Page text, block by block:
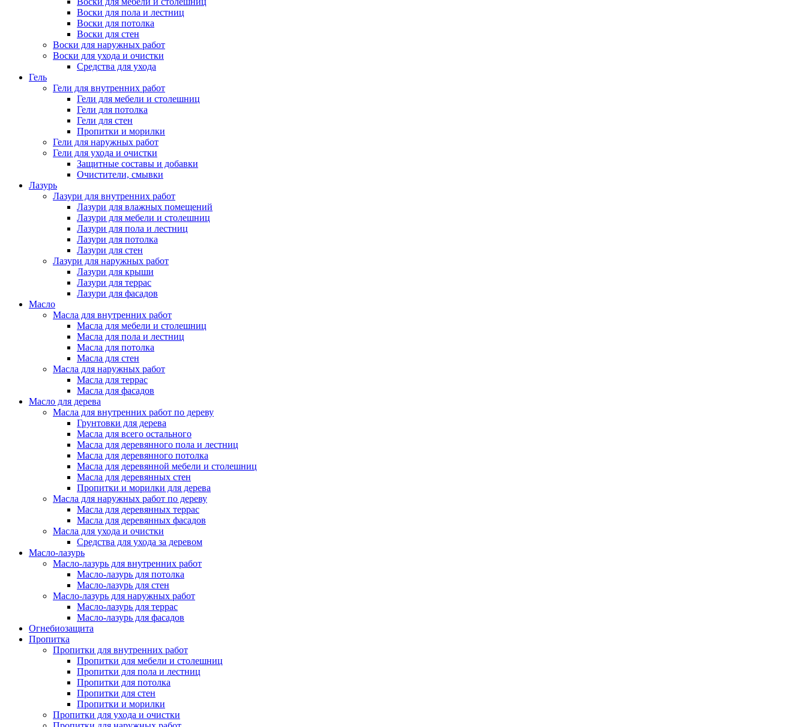
Воски для пола и лестниц
Воски для потолка
Воски для стен
Воски для наружных работ
Воски для ухода и очистки
Средства для ухода
Гель
Гели для внутренних работ
Гели для мебели и столешниц
Гели для потолка
Гели для стен
Пропитки и морилки
Гели для наружных работ
Гели для ухода и очистки
Защитные составы и добавки
Очистители, смывки
Лазурь
Лазури для внутренних работ
Лазури для влажных помещений
Лазури для мебели и столешниц
Лазури для пола и лестниц
Лазури для потолка
Лазури для стен
Лазури для наружных работ
Лазури для крыши
Лазури для террас
Лазури для фасадов
Масло
Масла для внутренних работ
Масла для мебели и столешниц
Масла для пола и лестниц
Масла для потолка
Масла для стен
Масла для наружных работ
Масла для террас
Масла для фасадов
Масло для дерева
Масла для внутренних работ по дереву
Грунтовки для дерева
Масла для всего остального
Масла для деревянного пола и лестниц
Масла для деревянного потолка
Масла для деревянной мебели и столешниц
Масла для деревянных стен
Пропитки и морилки для дерева
Масла для наружных работ по дереву
Масла для деревянных террас
Масла для деревянных фасадов
Масла для ухода и очистки
Средства для ухода за деревом
Масло-лазурь
Масло-лазурь для внутренних работ
Масло-лазурь для потолка
Масло-лазурь для стен
Масло-лазурь для наружных работ
Масло-лазурь для террас
Масло-лазурь для фасадов
Огнебиозащита
Пропитка
Пропитки для внутренних работ
Пропитки для мебели и столешниц
Пропитки для пола и лестниц
Пропитки для потолка
Пропитки для стен
Пропитки и морилки
Пропитки для ухода и очистки